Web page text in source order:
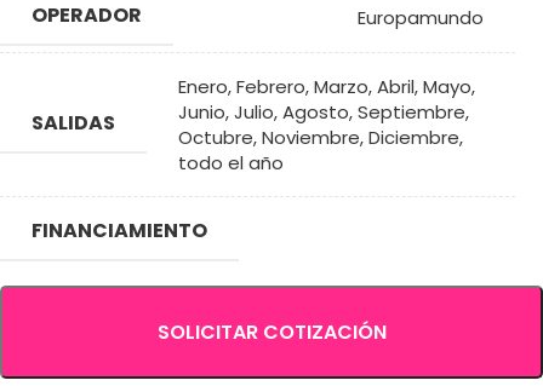
OPERADOR Europamundo
SALIDAS
Enero,Febrero,Marzo,Abril,Mayo,
Junio,Julio,Agosto,Septiembre,
Octubre,Noviembre,Diciembre,
todo el año
FINANCIAMIENTO
SOLICITAR COTIZACIÓN